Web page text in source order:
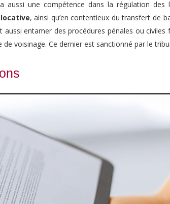
aussi une compétence dans la régulation
, ainsi qu’en contentieux du transfert de
entamer des procédures pénales ou civiles
voisinage. Ce dernier est sanctionné par le